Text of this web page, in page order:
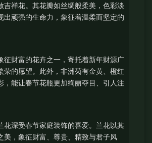
吉祥花。其花瓣如丝绸般柔美，色彩淡
出顽强的生命力，象征着温柔而坚定的
征财富的花卉之一，寄托着新年财源广
荣的愿望。此外，非洲菊有金黄、橙红
，能让春节花瓶更加绚丽夺目、引人注
花深受春节家庭装饰的喜爱。兰花以其
美，象征财富、尊贵、精致与君子风